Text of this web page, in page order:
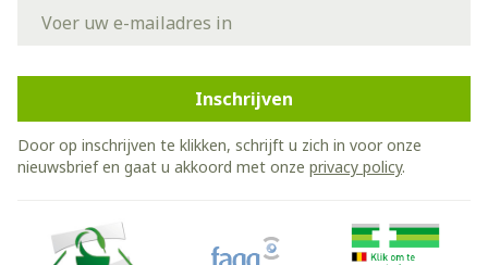
Inschrijven
Door op inschrijven te klikken, schrijft u zich in voor onze
nieuwsbrief en gaat u akkoord met onze privacy policy.